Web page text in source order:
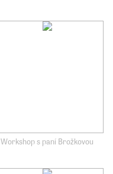
Workshop s paní Brožkovou